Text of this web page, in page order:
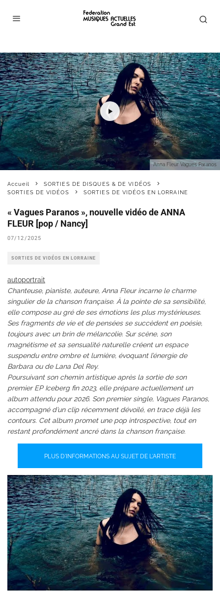
Anna Fleur Vagues Paranos
Accueil
SORTIES DE DISQUES & DE VIDÉOS
SORTIES DE VIDÉOS
SORTIES DE VIDÉOS EN LORRAINE
« Vagues Paranos », nouvelle vidéo de ANNA
FLEUR [pop / Nancy]
07/12/2025
SORTIES DE VIDÉOS EN LORRAINE
autoportrait
Chanteuse, pianiste, auteure, Anna Fleur incarne le charme
singulier de la chanson française. À la pointe de sa sensibilité,
elle compose au gré de ses émotions les plus mystérieuses.
Ses fragments de vie et de pensées se succèdent en poésie,
toujours avec un brin de mélancolie. Sur scène, son
magnétisme et sa sensualité naturelle créent un espace
suspendu entre ombre et lumière, évoquant l’énergie de
Barbara ou de Lana Del Rey.
Poursuivant son chemin artistique après la sortie de son
premier EP Iceberg fin 2023, elle prépare actuellement un
album attendu pour 2026. Son premier single, Vagues Paranos,
accompagné d’un clip récemment dévoilé, en trace déjà les
contours. Cet album promet une pop introspective, tout en
restant profondément ancré dans la chanson française.
PLUS D'INFORMATIONS AU SUJET DE L'ARTISTE